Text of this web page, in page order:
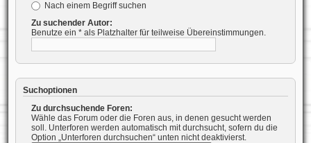
Nach einem Begriff suchen
Zu suchender Autor:
Benutze ein * als Platzhalter für teilweise Übereinstimmungen.
Suchoptionen
Zu durchsuchende Foren:
Wähle das Forum oder die Foren aus, in denen gesucht werden
soll. Unterforen werden automatisch mit durchsucht, sofern du die
Option „Unterforen durchsuchen“ unten nicht deaktivierst.